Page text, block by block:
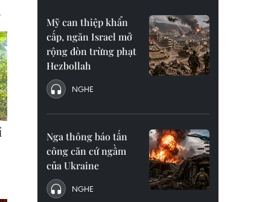
Mỹ can thiệp khẩn
cấp, ngăn Israel mở
rộng đòn trừng phạt
Hezbollah
NGHE
Nga thông báo tấn
công căn cứ ngầm
của Ukraine
NGHE